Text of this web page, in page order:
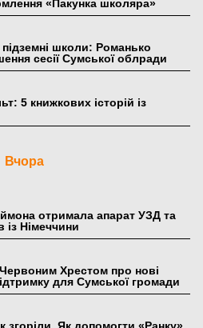
«Пакунка школяра»
підземні школи: Романько
сесії Сумської облради
5 книжкових історій із
Вчора
отримала апарат УЗД та
із Німеччини
Хрестом про нові
для Сумської громади